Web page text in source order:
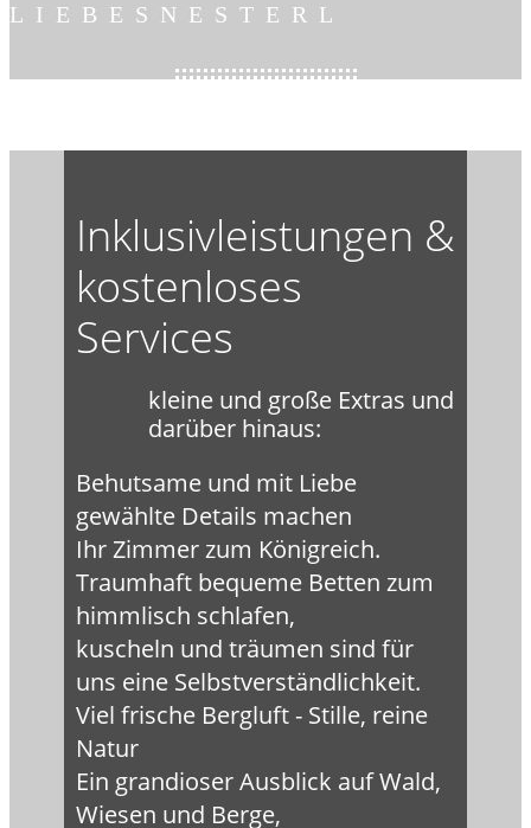
LIEBESNESTERL
Inklusivleistungen &
kostenloses
Services
kleine und große Extras und
darüber hinaus:
Behutsame und mit Liebe
gewählte Details machen
Ihr Zimmer zum Königreich.
Traumhaft bequeme Betten zum
himmlisch schlafen,
kuscheln und träumen sind für
uns eine Selbstverständlichkeit.
Viel frische Bergluft - Stille, reine
Natur
Ein grandioser Ausblick auf Wald,
Wiesen und Berge,